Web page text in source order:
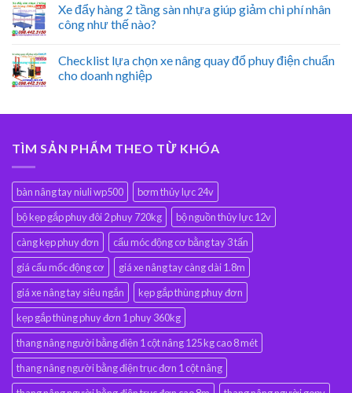
Xe đẩy hàng 2 tầng sàn nhựa giúp giảm chi phí nhân
công như thế nào?
Checklist lựa chọn xe nâng quay đổ phuy điện chuẩn
cho doanh nghiệp
TÌM SẢN PHẨM THEO TỪ KHÓA
bàn nâng tay niuli wp500
bơm thủy lực 24v
bộ kẹp gắp phuy đôi 2 phuy 720kg
bộ nguồn thủy lực 12v
càng kẹp phuy đơn
cẩu móc động cơ bằng tay 3 tấn
giá cẩu mốc động cơ
giá xe nâng tay càng dài 1.8m
giá xe nâng tay siêu ngắn
kẹp gắp thùng phuy đơn
kẹp gắp thùng phuy đơn 1 phuy 360kg
thang nâng người bằng điện 1 cột nâng 125 kg cao 8 mét
thang nâng người bằng điện trục đơn 1 cột nâng